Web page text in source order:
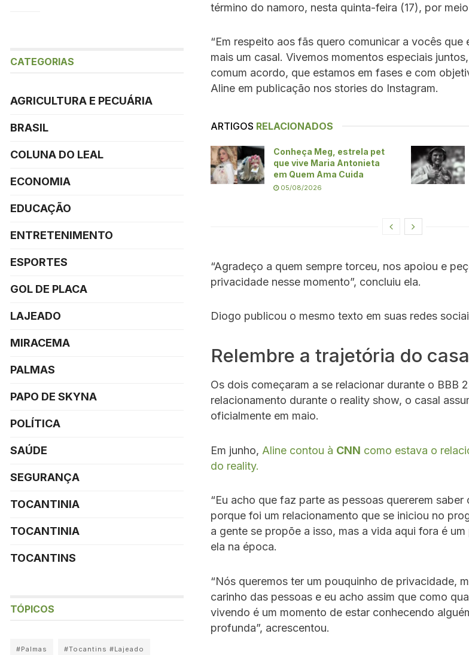
término do namoro, nesta quinta-feira (17), por
“Em respeito aos fãs quero comunicar a vocês que
mais um casal. Vivemos momentos especiais
comum acordo, que estamos em fases e com
Aline em publicação nos stories do Instagram.
ARTIGOS RELACIONADOS
Conheça Meg, estrela pet
que vive Maria Antonieta
em Quem Ama Cuida
05/08/2026
“Agradeço a quem sempre torceu, nos apoiou e
privacidade nesse momento”, concluiu ela.
Diogo publicou o mesmo texto em suas redes
Relembre a trajetória do
Os dois começaram a se relacionar durante o BBB
relacionamento durante o reality show, o casal
oficialmente em maio.
Em junho, Aline contou à CNN como estava o
do reality.
“Eu acho que faz parte as pessoas quererem
porque foi um relacionamento que se iniciou no
a gente se propõe a isso, mas a vida aqui fora é
ela na época.
“Nós queremos ter um pouquinho de privacidade,
carinho das pessoas e eu acho assim que como
vivendo é um momento de estar conhecendo
profunda”, acrescentou.
CATEGORIAS
AGRICULTURA E PECUÁRIA
BRASIL
COLUNA DO LEAL
ECONOMIA
EDUCAÇÃO
ENTRETENIMENTO
ESPORTES
GOL DE PLACA
LAJEADO
MIRACEMA
PALMAS
PAPO DE SKYNA
POLÍTICA
SAÚDE
SEGURANÇA
TOCANTINIA
TOCANTINIA
TOCANTINS
TÓPICOS
#Palmas #Tocantins #Lajeado